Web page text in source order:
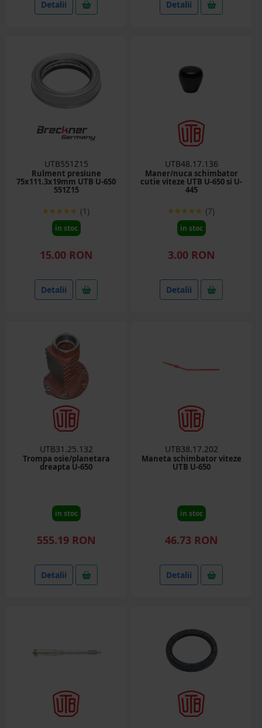
Detalii Detalii
UTB551Z15
Rulment presiune
75x111.3x19mm UTB U-650
551Z15
(1)
in stoc
15.00 RON
Detalii
UTB48.17.136
Maner/nuca schimbator
cutie viteze UTB U-650 si U-
445
(7)
in stoc
3.00 RON
Detalii
UTB31.25.132
Trompa osie/planetara
dreapta U-650
in stoc
555.19 RON
Detalii
UTB38.17.202
Maneta schimbator viteze
UTB U-650
in stoc
46.73 RON
Detalii